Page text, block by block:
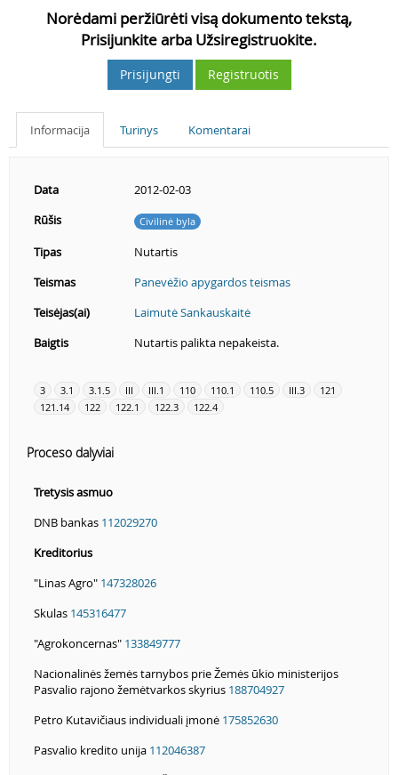
Norėdami peržiūrėti visą dokumento tekstą,
Prisijunkite arba Užsiregistruokite.
Prisijungti Registruotis
Informacija Turinys Komentarai
Data
2012-02-03
Rūšis
Civilinė byla
Tipas
Nutartis
Teismas
Panevėžio apygardos teismas
Teisėjas(ai)
Laimutė Sankauskaitė
Baigtis
Nutartis palikta nepakeista.
3 3.1 3.1.5 III III.1 110 110.1 110.5 III.3
121
121.14
122 122.1 122.3 122.4
Proceso dalyviai
Tretysis asmuo
DNB bankas 112029270
Kreditorius
"Linas Agro" 147328026
Skulas 145316477
"Agrokoncernas" 133849777
Nacionalinės žemės tarnybos prie Žemės ūkio ministerijos
Pasvalio rajono žemėtvarkos skyrius 188704927
Petro Kutavičiaus individuali įmonė 175852630
Pasvalio kredito unija 112046387